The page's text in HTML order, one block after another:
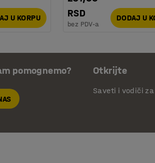
U KORPU
RSD
bez PDV-a
DODAJ U
pomognemo? Otkrijte
Saveti i vodiči